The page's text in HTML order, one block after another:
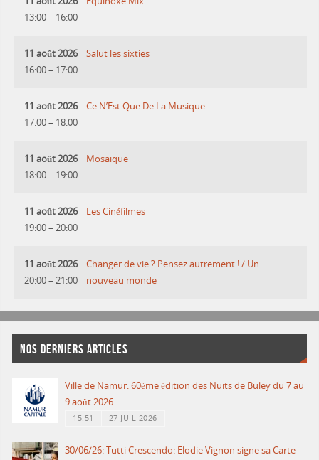
13:00– 16:00
11 août 2026
16:00– 17:00
Salut les sixties
11 août 2026
17:00– 18:00
Ce N’Est Que De La Musique
11 août 2026
18:00– 19:00
Mosaique
11 août 2026
19:00– 20:00
Les Cinéfilmes
11 août 2026
20:00– 21:00
Changer de vie ? Pensez autrement ! / Un
nouveau monde
NOS DERNIERS ARTICLES
Ville de Namur: 60ème édition des Nuits de Buley du 7 au
9 août 2026.
15:51 27 JUIL 2026
30/06/26: Tutti Crescendo: Elodie Vignon signe sa Carte